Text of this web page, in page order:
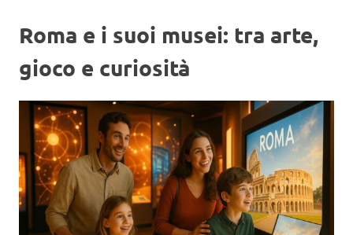
Roma e i suoi musei: tra arte,
gioco e curiosità